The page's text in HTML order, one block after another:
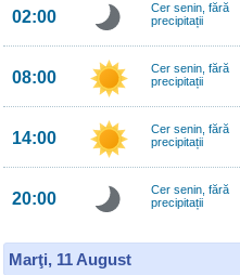
02:00
Cer senin, fără
precipitații
08:00
Cer senin, fără
precipitații
14:00
Cer senin, fără
precipitații
20:00
Cer senin, fără
precipitații
Marţi, 11 August